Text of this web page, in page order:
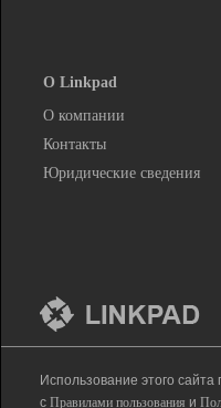
О Linkpad
О компании
Контакты
Юридические сведения
Использование этого
с Правилами пользования и